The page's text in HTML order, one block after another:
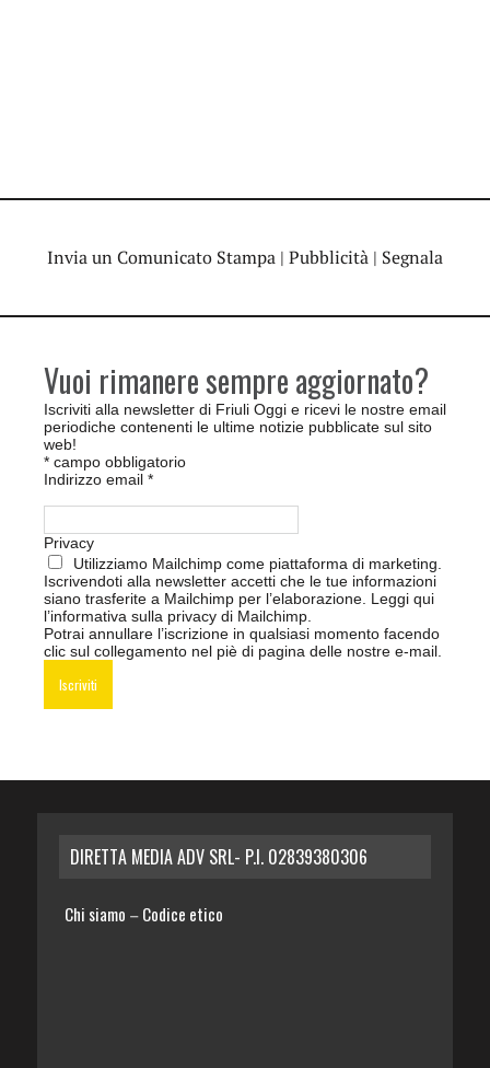
Invia un Comunicato Stampa | Pubblicità | Segnala
Vuoi rimanere sempre aggiornato?
Iscriviti alla newsletter di Friuli Oggi e ricevi le nostre email
periodiche contenenti le ultime notizie pubblicate sul sito
web!
* campo obbligatorio
Indirizzo email *
Privacy
Utilizziamo Mailchimp come piattaforma di marketing.
Iscrivendoti alla newsletter accetti che le tue informazioni
siano trasferite a Mailchimp per l’elaborazione. Leggi qui
l’informativa sulla privacy di Mailchimp.
Potrai annullare l’iscrizione in qualsiasi momento facendo
clic sul collegamento nel piè di pagina delle nostre e-mail.
DIRETTA MEDIA ADV SRL- P.I. 02839380306
Chi siamo – Codice etico